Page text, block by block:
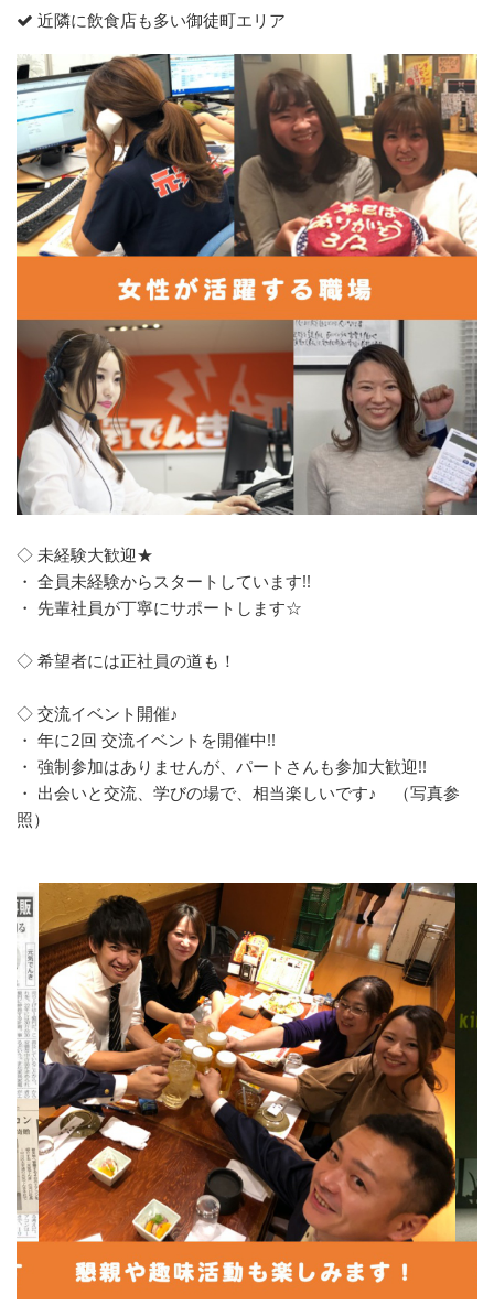
近隣に飲食店も多い御徒町エリア
◇ 未経験大歓迎★
・ 全員未経験からスタートしています!!
・ 先輩社員が丁寧にサポートします☆
◇ 希望者には正社員の道も！
◇ 交流イベント開催♪
・ 年に2回 交流イベントを開催中!!
・ 強制参加はありませんが、パートさんも参加大歓迎!!
・ 出会いと交流、学びの場で、相当楽しいです♪ （写真参
照）